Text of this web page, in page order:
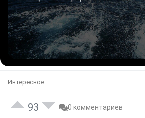
Интересное
93 0 комментариев